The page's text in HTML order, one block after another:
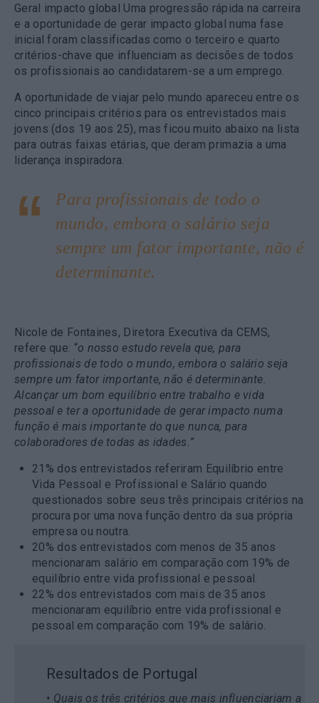
Geral impacto global Uma progressão rápida na carreira
e a oportunidade de gerar impacto global numa fase
inicial foram classificadas como o terceiro e quarto
critérios-chave que influenciam as decisões de todos
os profissionais ao candidatarem-se a um emprego.
A oportunidade de viajar pelo mundo apareceu entre os
cinco principais critérios para os entrevistados mais
jovens (dos 19 aos 25), mas ficou muito abaixo na lista
para outras faixas etárias, que deram primazia a uma
liderança inspiradora.
Para profissionais de todo o
mundo, embora o salário seja
sempre um fator importante, não é
determinante.
Nicole de Fontaines, Diretora Executiva da CEMS,
refere que: “o nosso estudo revela que, para
profissionais de todo o mundo, embora o salário seja
sempre um fator importante, não é determinante.
Alcançar um bom equilíbrio entre trabalho e vida
pessoal e ter a oportunidade de gerar impacto numa
função é mais importante do que nunca, para
colaboradores de todas as idades. ”
21% dos entrevistados referiram Equilíbrio entre
Vida Pessoal e Profissional e Salário quando
questionados sobre seus três principais critérios na
procura por uma nova função dentro da sua própria
empresa ou noutra.
20% dos entrevistados com menos de 35 anos
mencionaram salário em comparação com 19% de
equilíbrio entre vida profissional e pessoal.
22% dos entrevistados com mais de 35 anos
mencionaram equilíbrio entre vida profissional e
pessoal em comparação com 19% de salário.
Resultados de Portugal
• Quais os três critérios que mais influenciariam a